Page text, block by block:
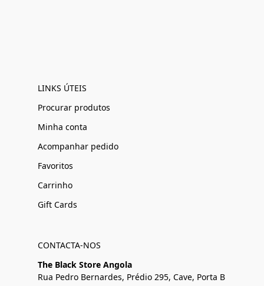
LINKS ÚTEIS
Procurar produtos
Minha conta
Acompanhar pedido
Favoritos
Carrinho
Gift Cards
CONTACTA-NOS
The Black Store Angola
Rua Pedro Bernardes, Prédio 295, Cave, Porta B